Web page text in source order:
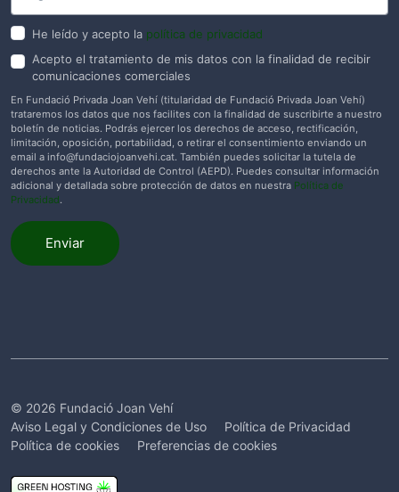
He leído y acepto la política de privacidad
Acepto el tratamiento de mis datos con la finalidad de recibir
comunicaciones comerciales
En Fundació Privada Joan Vehí (titularidad de Fundació Privada Joan Vehí)
trataremos los datos que nos facilites con la finalidad de suscribirte a nuestro
boletín de noticias. Podrás ejercer los derechos de acceso, rectificación,
limitación, oposición, portabilidad, o retirar el consentimiento enviando un
email a info@fundaciojoanvehi.cat. También puedes solicitar la tutela de
derechos ante la Autoridad de Control (AEPD). Puedes consultar información
adicional y detallada sobre protección de datos en nuestra Política de
Privacidad.
Enviar
© 2026 Fundació Joan Vehí
Aviso Legal y Condiciones de Uso
Política de Privacidad
Política de cookies
Preferencias de cookies